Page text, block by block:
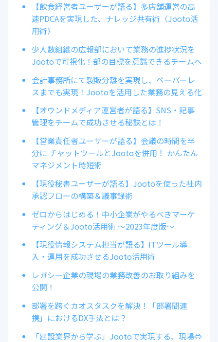
【飲食経営者ユーザーが語る】多店舗運営の高
速PDCAを実現した、ナレッジ共有術（Jooto活
用術）
少人数組織の広報部において業務の進捗状況を
Jootoで可視化！部の目標を意識できるチームへ
会計事務所にて製販分離を実現し、ペーパーレ
スまでも実現！Jootoを活用した業務の見える化
【オウンドメディア運営者が語る】SNS・記事
管理をチームで成功させる秘訣とは！
【営業責任者ユーザーが語る】会議の時間を半
分に チャットツールとJootoを併用！ かんたん
マネジメント時短術
【現役秘書ユーザーが語る】Jootoを使った社内
承認フローの構築＆議事録術
ゼロからはじめる！中小企業がやるべきマーケ
ティング＆Jooto活用術 ～2023年度版～
【現役情報システム担当が語る】ITツール導
入・運用を成功させるJooto活用術
レガシー企業の現場の業務改善のお取り組みを
公開！
部署を跨ぐカオスタスクを解決！「部署間連
携」におけるDX手法とは？
「建設業界から学ぶ」Jootoで実現する、現場⇔